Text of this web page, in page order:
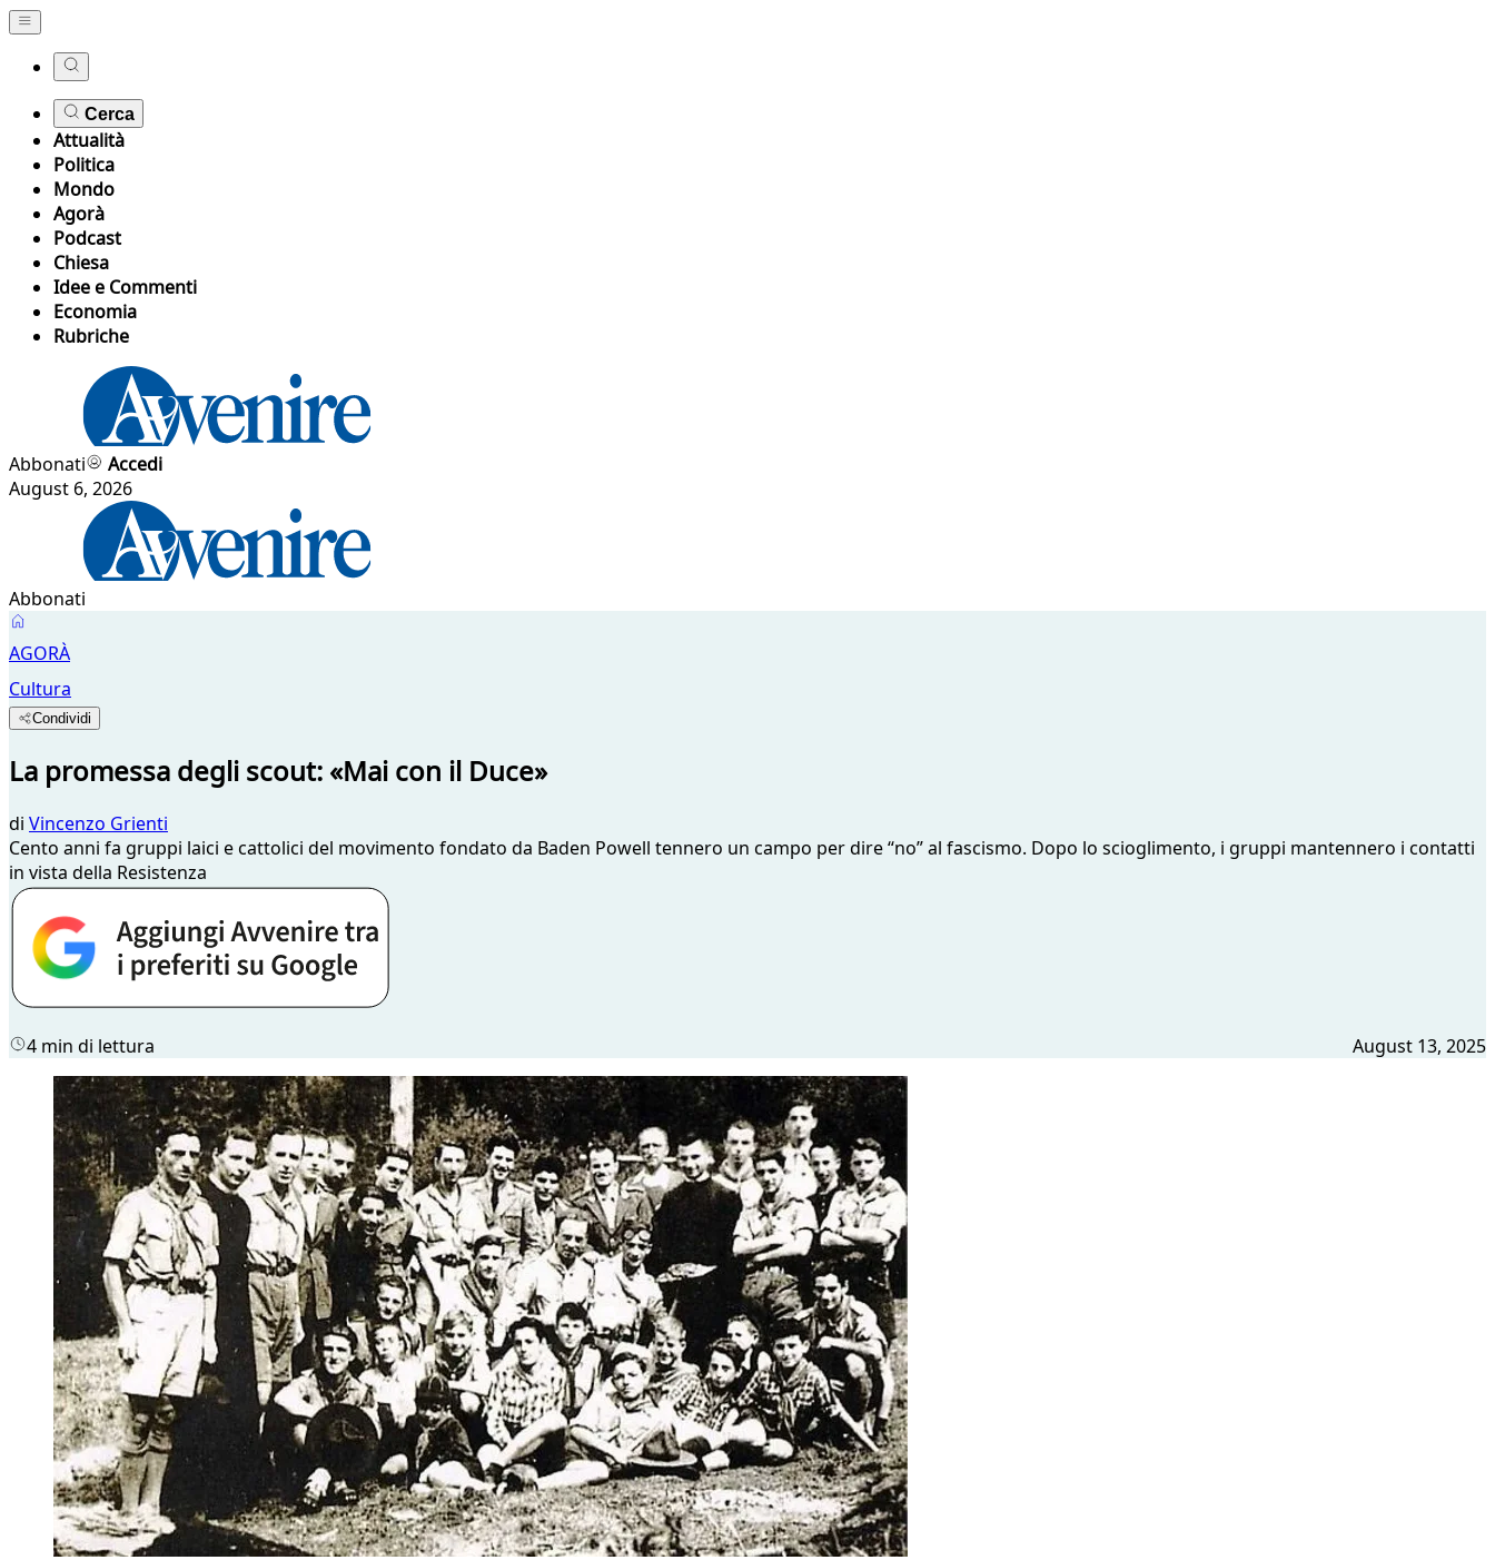
Cerca
Attualità
Politica
Mondo
Agorà
Podcast
Chiesa
Idee e Commenti
Economia
Rubriche
Abbonati
Accedi
August 6, 2026
Abbonati
AGORÀ
Cultura
Condividi
La promessa degli scout: «Mai con il Duce»
di Vincenzo Grienti
Cento anni fa gruppi laici e cattolici del movimento fondato da Baden Powell tennero un campo per dire “no” al fascismo. Dopo lo scioglimento, i gruppi mantennero i contatti
in vista della Resistenza
4 min di lettura August 13, 2025